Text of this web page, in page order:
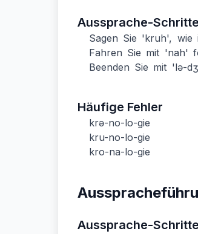
Aussprache-Schritte
Sagen Sie 'kruh', wie
Fahren Sie mit 'nah'
Beenden Sie mit 'lə-
Häufige Fehler
krə-no-lo-gie
kru-no-lo-gie
kro-na-lo-gie
Aussprache-Schritte